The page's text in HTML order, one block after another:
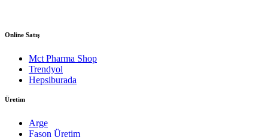
Online Satış
Mct Pharma Shop
Trendyol
Hepsiburada
Üretim
Arge
Fason Üretim